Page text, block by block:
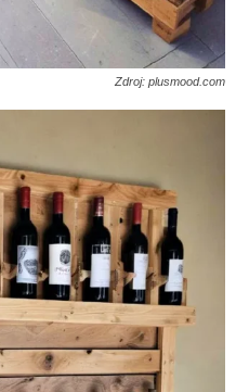
Zdroj: plusmood.com